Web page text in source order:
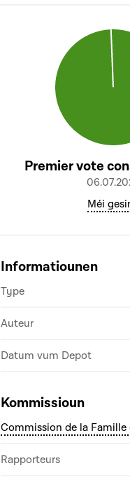
Premier vote
Méi
Informatiounen
Type
Auteur
Datum vum Depot
Kommissioun
Commission de la
Rapporteurs